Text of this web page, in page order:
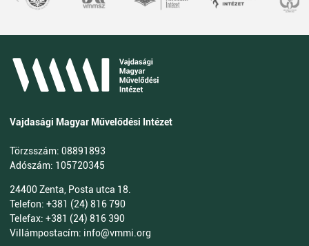
Vajdasági Magyar Művelődési Intézet
Törzsszám: 08891893
Adószám: 105720345
24400 Zenta, Posta utca 18.
Telefon: +381 (24) 816 790
Telefax: +381 (24) 816 390
Villámpostacím: info@vmmi.org